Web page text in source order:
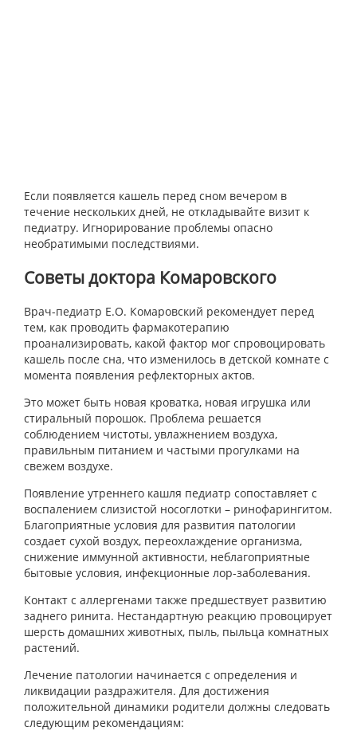
Если появляется кашель перед сном вечером в
течение нескольких дней, не откладывайте визит к
педиатру. Игнорирование проблемы опасно
необратимыми последствиями.
Советы доктора Комаровского
Врач-педиатр Е.О. Комаровский рекомендует перед
тем, как проводить фармакотерапию
проанализировать, какой фактор мог спровоцировать
кашель после сна, что изменилось в детской комнате с
момента появления рефлекторных актов.
Это может быть новая кроватка, новая игрушка или
стиральный порошок. Проблема решается
соблюдением чистоты, увлажнением воздуха,
правильным питанием и частыми прогулками на
свежем воздухе.
Появление утреннего кашля педиатр сопоставляет с
воспалением слизистой носоглотки – ринофарингитом.
Благоприятные условия для развития патологии
создает сухой воздух, переохлаждение организма,
снижение иммунной активности, неблагоприятные
бытовые условия, инфекционные лор-заболевания.
Контакт с аллергенами также предшествует развитию
заднего ринита. Нестандартную реакцию провоцирует
шерсть домашних животных, пыль, пыльца комнатных
растений.
Лечение патологии начинается с определения и
ликвидации раздражителя. Для достижения
положительной динамики родители должны следовать
следующим рекомендациям: